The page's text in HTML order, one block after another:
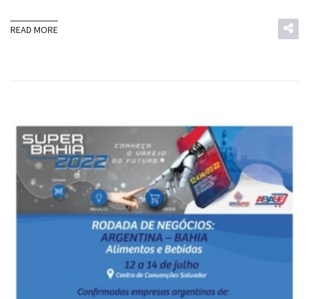
READ MORE